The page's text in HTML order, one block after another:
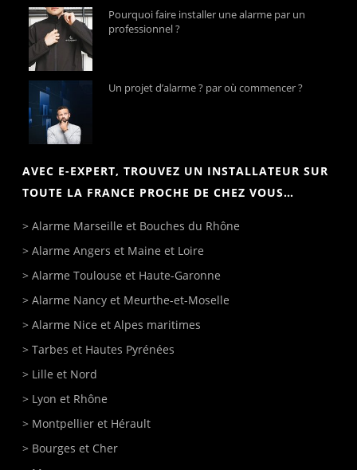
Pourquoi faire installer une alarme par un
professionnel ?
Un projet d’alarme ? par où commencer ?
AVEC E-EXPERT, TROUVEZ UN INSTALLATEUR SUR
TOUTE LA FRANCE PROCHE DE CHEZ VOUS…
>Alarme Marseille et Bouches du Rhône
>Alarme Angers et Maine et Loire
>Alarme Toulouse et Haute-Garonne
>Alarme Nancy et Meurthe-et-Moselle
>Alarme Nice et Alpes maritimes
>Tarbes et Hautes Pyrénées
> Lille et Nord
> Lyon et Rhône
> Montpellier et Hérault
> Bourges et Cher